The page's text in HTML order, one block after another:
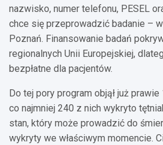
nazwisko, numer telefonu, PESEL
chce się przeprowadzić badanie –
Poznań. Finansowanie badań
regionalnych Unii Europejskiej,
bezpłatne dla pacjentów.
Do tej pory program objął już
co najmniej 240 z nich wykryto
stan, który może prowadzić do
wykryty we właściwym momencie.